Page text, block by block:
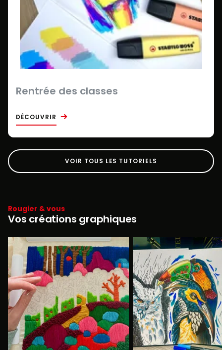
Rentrée des classes
DÉCOUVRIR
VOIR TOUS LES TUTORIELS
Rougier & vous
Vos créations graphiques